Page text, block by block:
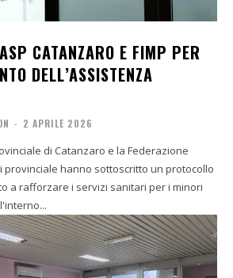
CATANZARO E FIMP PER
DELL’ASSISTENZA
- 2 APRILE 2026
di Catanzaro e la Federazione
provinciale hanno sottoscritto un protocollo
a rafforzare i servizi sanitari per i minori